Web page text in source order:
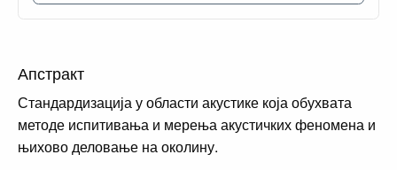
Апстракт
Стандардизација у области акустике која обухвата
методе испитивања и мерења акустичких феномена и
њихово деловање на околину.